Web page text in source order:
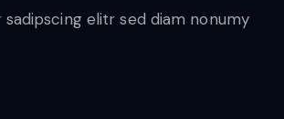
elitr sed diam nonumy